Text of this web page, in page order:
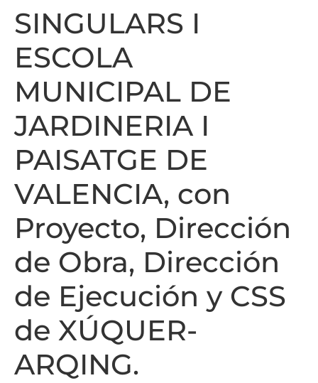
SINGULARS I
ESCOLA
MUNICIPAL DE
JARDINERIA I
PAISATGE DE
VALENCIA, con
Proyecto, Dirección
de Obra, Dirección
de Ejecución y CSS
de XÚQUER-
ARQING.